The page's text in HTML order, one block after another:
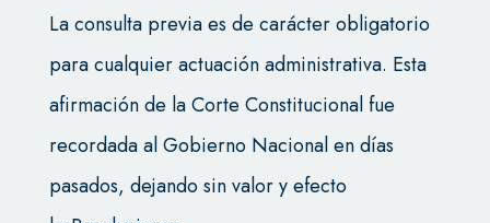
La consulta previa es de carácter obligatorio
para cualquier actuación administrativa. Esta
afirmación de la Corte Constitucional fue
recordada al Gobierno Nacional en días
pasados, dejando sin valor y efecto